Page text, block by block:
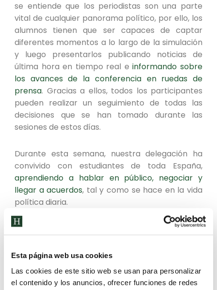
Esta página web usa cookies
Las cookies de este sitio web se usan para personalizar
el contenido y los anuncios, ofrecer funciones de redes
se entiende que los periodistas son una parte
vital de cualquier panorama político, por ello, los
alumnos tienen que ser capaces de captar
diferentes momentos a lo largo de la simulación
y luego presentarlos publicando noticias de
última hora en tiempo real einformando sobre
los avances de la conferencia en ruedas de
prensa. Gracias a ellos, todos los participantes
pueden realizar un seguimiento de todas las
decisiones que se han tomado durante las
sesiones de estos días.
Durante esta semana, nuestra delegación ha
convivido con estudiantes de toda España,
aprendiendo a hablar en público, negociar y
llegar a acuerdos, tal y como se hace en la vida
política diaria.
Etiquetas:
Conocer Cooperativo Diversión Presentación profesores Trabajo